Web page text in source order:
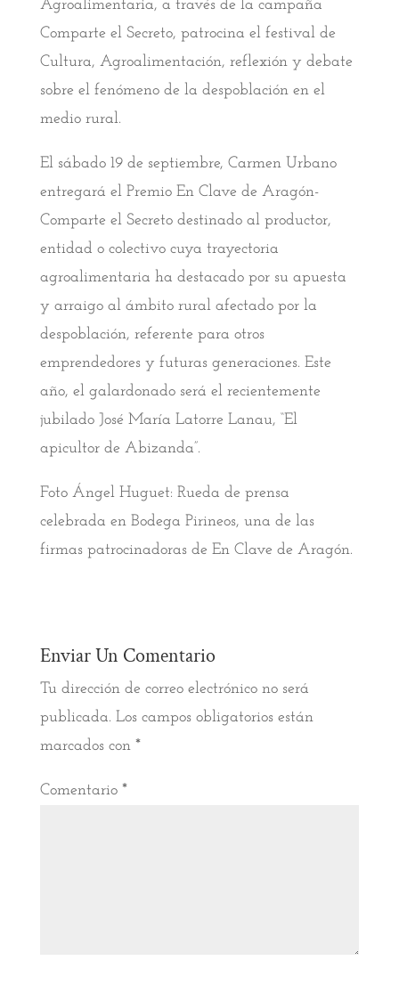
Agroalimentaria, a través de la campaña
Comparte el Secreto, patrocina el festival de
Cultura, Agroalimentación, reflexión y debate
sobre el fenómeno de la despoblación en el
medio rural.
El sábado 19 de septiembre, Carmen Urbano
entregará el Premio En Clave de Aragón-
Comparte el Secreto destinado al productor,
entidad o colectivo cuya trayectoria
agroalimentaria ha destacado por su apuesta
y arraigo al ámbito rural afectado por la
despoblación, referente para otros
emprendedores y futuras generaciones. Este
año, el galardonado será el recientemente
jubilado José María Latorre Lanau, “El
apicultor de Abizanda”.
Foto Ángel Huguet: Rueda de prensa
celebrada en Bodega Pirineos, una de las
firmas patrocinadoras de En Clave de Aragón.
Enviar Un Comentario
Tu dirección de correo electrónico no será
publicada. Los campos obligatorios están
marcados con *
Comentario *